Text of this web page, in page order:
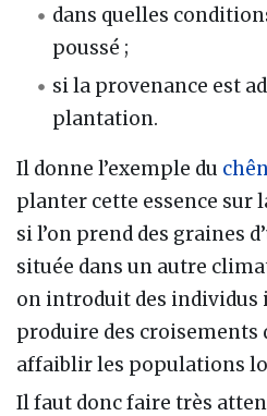
dans quelles
poussé ;
si la provenance est
plantation.
Il donne l’exemple du
planter cette essence sur
si l’on prend des graines
située dans un autre
on introduit des individus
produire des croisements
affaiblir les populations
Il faut donc faire très